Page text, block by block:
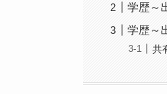
学歴～
学歴～
共